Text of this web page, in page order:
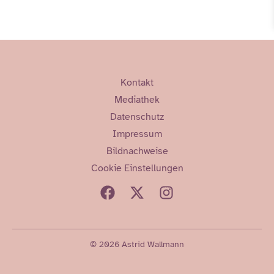
Kontakt
Mediathek
Datenschutz
Impressum
Bildnachweise
Cookie Einstellungen
© 2026 Astrid Wallmann